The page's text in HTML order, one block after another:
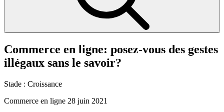
Commerce en ligne: posez-vous des gestes
illégaux sans le savoir?
Stade : Croissance
Commerce en ligne 28 juin 2021